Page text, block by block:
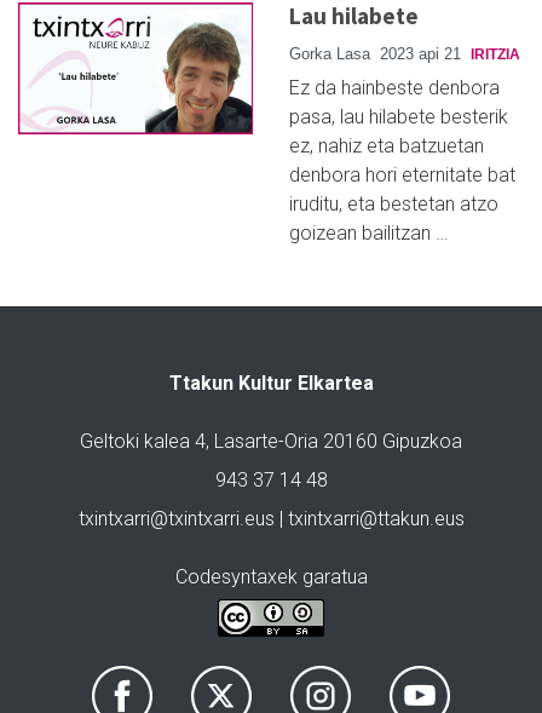
Lau hilabete
Gorka Lasa 2023 api 21 IRITZIA
Ez da hainbeste denbora
pasa, lau hilabete besterik
ez, nahiz eta batzuetan
denbora hori eternitate bat
iruditu, eta bestetan atzo
goizean bailitzan …
Ttakun Kultur Elkartea
Geltoki kalea 4, Lasarte-Oria 20160 Gipuzkoa
943 37 14 48
txintxarri@txintxarri.eus | txintxarri@ttakun.eus
Codesyntaxek garatua